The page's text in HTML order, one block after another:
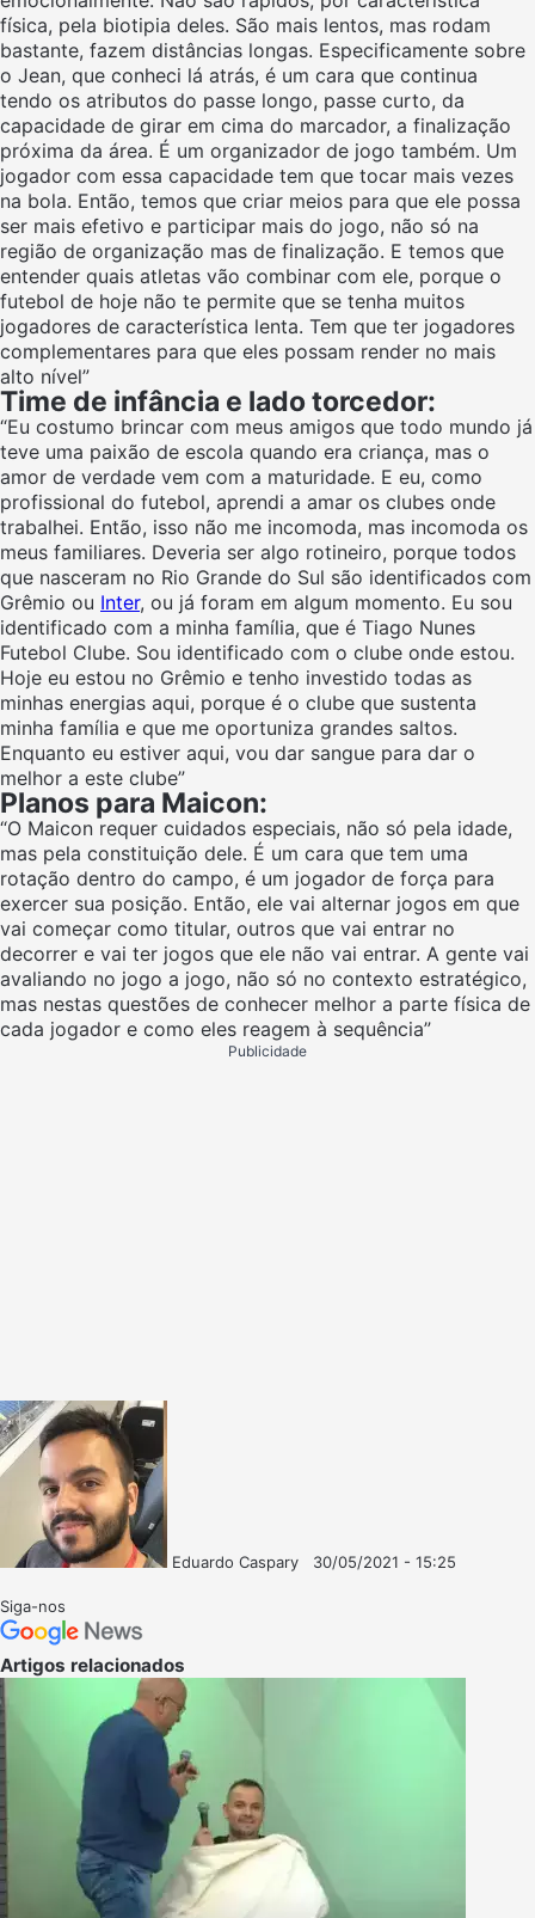
física, pela biotipia deles. São mais lentos, mas rodam
bastante, fazem distâncias longas. Especificamente sobre
o Jean, que conheci lá atrás, é um cara que continua
tendo os atributos do passe longo, passe curto, da
capacidade de girar em cima do marcador, a finalização
próxima da área. É um organizador de jogo também. Um
jogador com essa capacidade tem que tocar mais vezes
na bola. Então, temos que criar meios para que ele possa
ser mais efetivo e participar mais do jogo, não só na
região de organização mas de finalização. E temos que
entender quais atletas vão combinar com ele, porque o
futebol de hoje não te permite que se tenha muitos
jogadores de característica lenta. Tem que ter jogadores
complementares para que eles possam render no mais
alto nível”
Time de infância e lado torcedor:
“Eu costumo brincar com meus amigos que todo mundo já
teve uma paixão de escola quando era criança, mas o
amor de verdade vem com a maturidade. E eu, como
profissional do futebol, aprendi a amar os clubes onde
trabalhei. Então, isso não me incomoda, mas incomoda os
meus familiares. Deveria ser algo rotineiro, porque todos
que nasceram no Rio Grande do Sul são identificados com
Grêmio ou Inter, ou já foram em algum momento. Eu sou
identificado com a minha família, que é Tiago Nunes
Futebol Clube. Sou identificado com o clube onde estou.
Hoje eu estou no Grêmio e tenho investido todas as
minhas energias aqui, porque é o clube que sustenta
minha família e que me oportuniza grandes saltos.
Enquanto eu estiver aqui, vou dar sangue para dar o
melhor a este clube”
Planos para Maicon:
“O Maicon requer cuidados especiais, não só pela idade,
mas pela constituição dele. É um cara que tem uma
rotação dentro do campo, é um jogador de força para
exercer sua posição. Então, ele vai alternar jogos em que
vai começar como titular, outros que vai entrar no
decorrer e vai ter jogos que ele não vai entrar. A gente vai
avaliando no jogo a jogo, não só no contexto estratégico,
mas nestas questões de conhecer melhor a parte física de
cada jogador e como eles reagem à sequência”
Publicidade
Eduardo Caspary
30/05/2021 - 15:25
Siga-nos
Artigos relacionados